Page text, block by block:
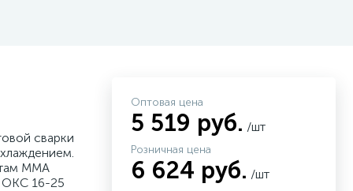
сварки
MMA
ОКС 16-25
Оптовая цена
5 519 руб. /шт
Розничная цена
6 624 руб. /шт